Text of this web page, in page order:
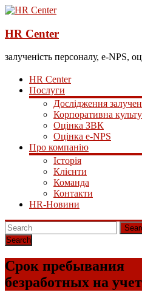
HR Center
залученість персоналу, e-NPS,
HR Center
Послуги
Дослідження
Корпоративна
Оцінка ЗВК
Оцінка e-NPS
Про компанію
Історія
Клієнти
Команда
Контакти
HR-Новини
Срок пребывания
безработных на